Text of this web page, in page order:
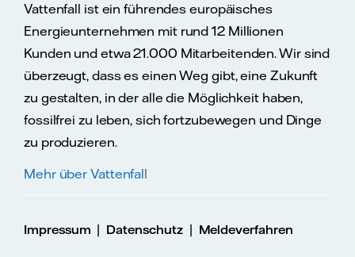
Vattenfall ist ein führendes europäisches
Energieunternehmen mit rund 12 Millionen
Kunden und etwa 21.000 Mitarbeitenden. Wir sind
überzeugt, dass es einen Weg gibt, eine Zukunft
zu gestalten, in der alle die Möglichkeit haben,
fossilfrei zu leben, sich fortzubewegen und Dinge
zu produzieren.
Mehr über Vattenfall
Impressum | Datenschutz| Meldeverfahren